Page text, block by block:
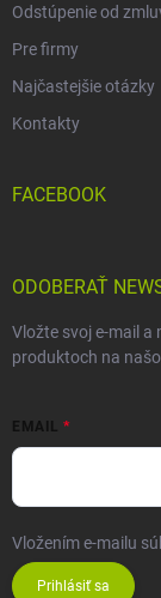
Odstúpenie od
Pre firmy
Najčastejšie otázky
Kontakty
FACEBOOK
ODOBERAŤ
Vložte svoj e-mail a
produktoch na
EMAIL
Vložením e-mailu
Prihlásiť sa